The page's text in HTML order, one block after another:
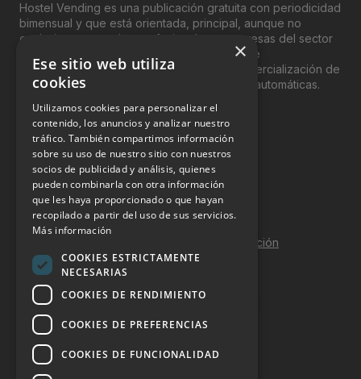
Hostel Vending es una publicación gratuita con periodicidad
bimensual y que está orientada, principal, aunque no
exclusivamente, a los profesionales y empresas del sector
del “Vending”; nombre con el que se conoce
genéricamente entre profesionales a la comercialización de
productos y servicios a través de máquinas automáticas.
INFORMACIÓN LEGAL
Aviso Legal
Política de Privacidad
Política de Cookies
Política de calidad y seguridad de la información
Contacto
DOSSIER Y CONTRATACIÓN
×
Ese sitio web utiliza
cookies
Utilizamos cookies para personalizar el
contenido, los anuncios y analizar nuestro
tráfico. También compartimos información
sobre su uso de nuestro sitio con nuestros
socios de publicidad y análisis, quienes
pueden combinarla con otra información
que les haya proporcionado o que hayan
recopilado a partir del uso de sus servicios.
Más información
COOKIES ESTRICTAMENTE
NECESARIAS
COOKIES DE RENDIMIENTO
COOKIES DE PREFERENCIAS
COOKIES DE FUNCIONALIDAD